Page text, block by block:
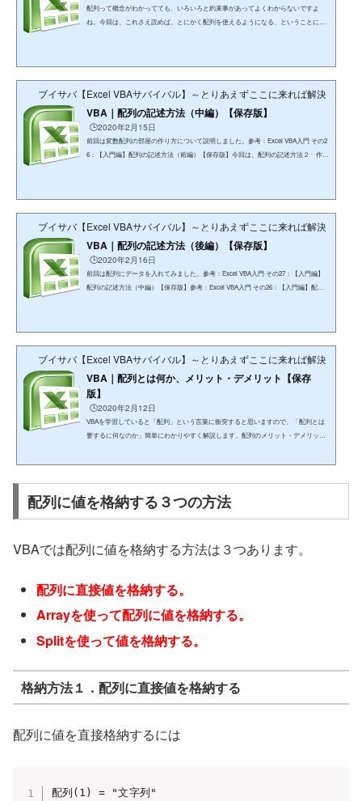
配列って概念がわかってても、いろいろと約束事があってよくわからないですよ
ね。今回は、これさえ読めば、とにかく配列を使えるようになる、ということに特
列は１つの変数に複数のデータ、すなわち「値」を入れるもの...
ブイサバ【Excel VBAサバイバル】～とりあえずここに来れば解決できる
VBA｜配列の記述方法（中編）【保存版】
🕒️2020年2月15日
前回は変数配列の部屋の作り方について説明しました。参考：Excel VBA入門 その2
6：【入門編】配列の記述方法（前編）【保存版】今回は、配列の記述方法２ 作っ
動的配列とで、部屋の作成方法が少し異なりますが、そ...
ブイサバ【Excel VBAサバイバル】～とりあえずここに来れば解決できる
VBA｜配列の記述方法（後編）【保存版】
🕒️2020年2月16日
前回は配列にデータを入れてみました。参考：Excel VBA入門 その27：【入門編】
配列の記述方法（中編）【保存版】参考：Excel VBA入門 その26：【入門編】配列
すにはどのような操作が必要なのでしょうか。とても簡単な...
ブイサバ【Excel VBAサバイバル】～とりあえずここに来れば解決できる
VBA｜配列とは何か、メリット・デメリット【保存
版】
🕒️2020年2月12日
VBAを学習していると「配列」という言葉に衝突すると思いますので、「配列とは
要するに何なのか」簡単にわかりやすく解説します。配列のメリット・デメリット
のか具体的に見ていきましょう。配列とは何か（２）：１つ...
配列に値を格納する３つの方法
VBAでは配列に値を格納する方法は３つあります。
配列に直接値を格納する。
Arrayを使って配列に値を格納する。
Splitを使って値を格納する。
格納方法１．配列に直接値を格納する
配列に値を直接格納するには
配列(1) = "文字列"